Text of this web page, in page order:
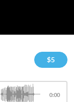
$5
0:00